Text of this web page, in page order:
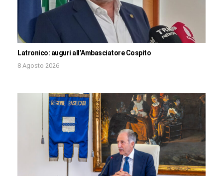
Latronico: auguri all’Ambasciatore Cospito
8 Agosto 2026